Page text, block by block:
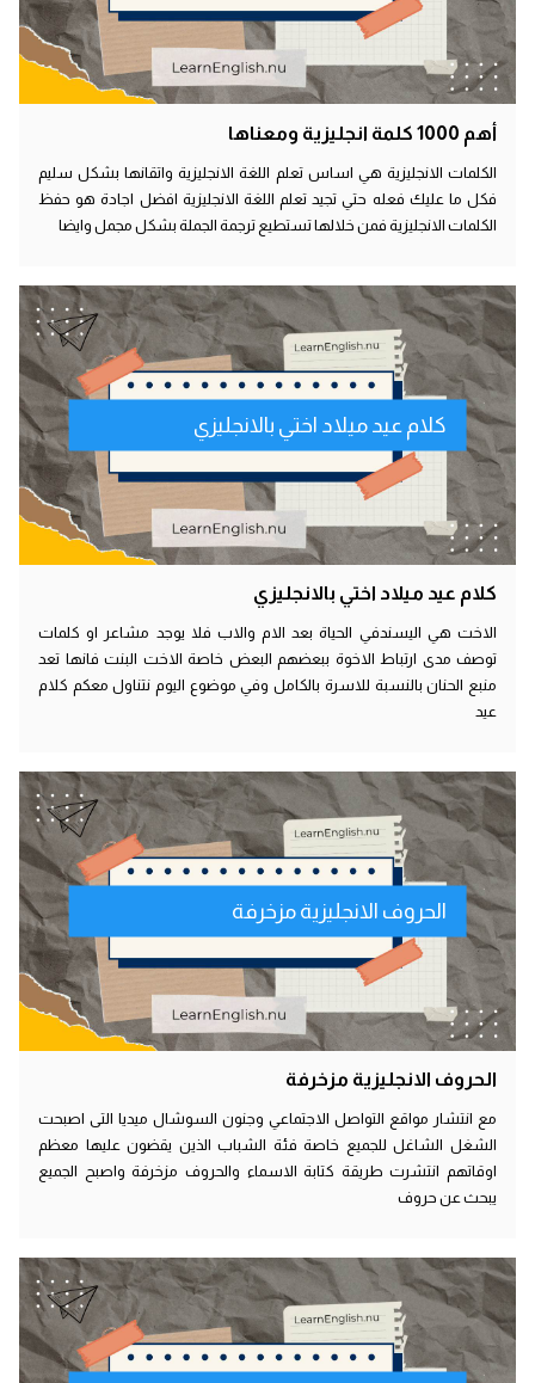
أهم 1000 كلمة انجليزية ومعناها
الكلمات الانجليزية هي اساس تعلم اللغة الانجليزية واتقانها بشكل سليم
فكل ما عليك فعله حتي تجيد تعلم اللغة الانجليزية افضل اجادة هو حفظ
الكلمات الانجليزية فمن خلالها تستطيع ترجمة الجملة بشكل مجمل وايضا
كلام عيد ميلاد اختي بالانجليزي
كلام عيد ميلاد اختي بالانجليزي
الاخت هي اليسندفي الحياة بعد الام والاب فلا يوجد مشاعر او كلمات
توصف مدى ارتباط الاخوة ببعضهم البعض خاصة الاخت البنت فانها تعد
منبع الحنان بالنسبة للاسرة بالكامل وفي موضوع اليوم نتناول معكم كلام
عيد
الحروف الانجليزية مزخرفة
الحروف الانجليزية مزخرفة
مع انتشار مواقع التواصل الاجتماعي وجنون السوشال ميديا التى اصبحت
الشغل الشاغل للجميع خاصة فئة الشباب الذين يقضون عليها معظم
اوقاتهم انتشرت طريقة كتابة الاسماء والحروف مزخرفة واصبح الجميع
يبحث عن حروف